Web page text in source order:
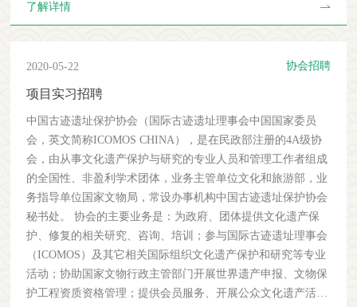
一、招聘岗位：资质管理项目专员二、招聘人数：1名三、招
位职责:协助国家文物局进行全国文物保护工程甲、一级资质
单位的日常管理,包括单位资质申报材料的收集、整理和初
证书的登记和变更以及相关数据库的动态管理与维护；个人资
质的报名、考试，个人资质证书的登记和变更、相关数据库的
动态管理与维护，以及个人资质证书的印发。参与行业标准的
编制，开展相关课题研究。2.应聘要求：1)遵守国家法律法规,
热爱文化遗产保护事业,具有良好的职业道德和敬业精神。2)硕
士及以上学历。建筑保护、文化遗产管理相关专业，有较强的
组织协调能力和缜密的逻辑思维,细致的工作作风，熟悉文物
保护工程资质资格相关业务，有相关工作经验者和有海外留学
经历者优先。英语六级或雅思七级水平。熟练使用Office等办
公软件和Adobe等图像处理软件。3)年龄在30周岁以下，且身
了解详情
2020-05-22 协会招聘
项目实习招聘
中国古迹遗址保护协会（国际古迹遗址理事会中国国家委员
会，英文简称ICOMOS CHINA），是在民政部注册的4A级协
会，由从事文化遗产保护与研究的专业人员和管理工作者组成
的全国性、非盈利学术团体，业务主管单位文化和旅游部，业
务指导单位国家文物局，常设办事机构中国古迹遗址保护协会
秘书处。 协会的主要业务是：为政府、团体提供文化遗产保
护、修复的相关研究、咨询、培训；参与国际古迹遗址理事会
（ICOMOS）及其它相关国际组织文化遗产保护和研究等专业
活动；协助国家文物行政主管部门开展世界遗产申报、文物保
护工程资质资格管理；提供会员服务、开展公众文化遗产活动